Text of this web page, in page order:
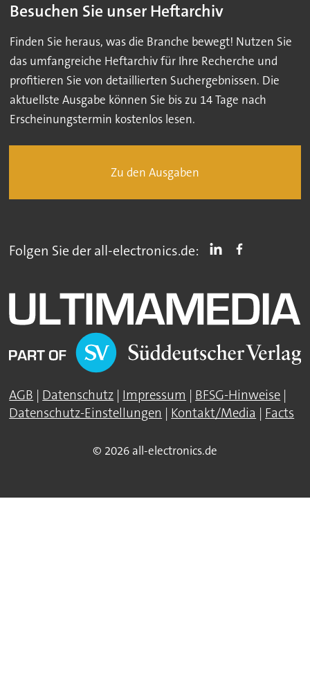
Besuchen Sie unser Heftarchiv
Finden Sie heraus, was die Branche bewegt! Nutzen Sie
das umfangreiche Heftarchiv für Ihre Recherche und
profitieren Sie von detaillierten Suchergebnissen. Die
aktuellste Ausgabe können Sie bis zu 14 Tage nach
Erscheinungstermin kostenlos lesen.
Zu den Ausgaben
Folgen Sie der all-electronics.de:
AGB | Datenschutz | Impressum | BFSG-Hinweise |
Datenschutz-Einstellungen | Kontakt/Media | Facts
© 2026 all-electronics.de